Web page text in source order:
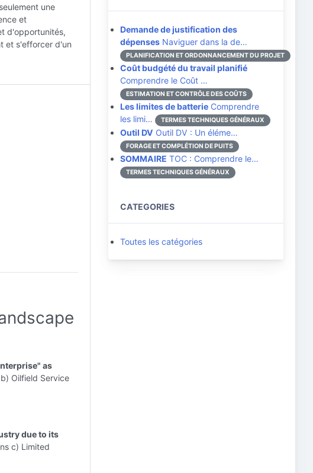
une
et
d'opportunités,
et s'efforcer d'un
as
Oilfield Service
due to its
c) Limited
Demande de justification des
dépenses Naviguer dans la de…
PLANIFICATION ET ORDONNANCEMENT DU PROJET
Coût budgété du travail planifié
Comprendre le Coût …
ESTIMATION ET CONTRÔLE DES COÛTS
Les limites de batterie Comprendre
les limi…
TERMES TECHNIQUES GÉNÉRAUX
Outil DV Outil DV : Un éléme…
FORAGE ET COMPLÉTION DE PUITS
SOMMAIRE TOC : Comprendre le…
TERMES TECHNIQUES GÉNÉRAUX
CATEGORIES
Toutes les catégories